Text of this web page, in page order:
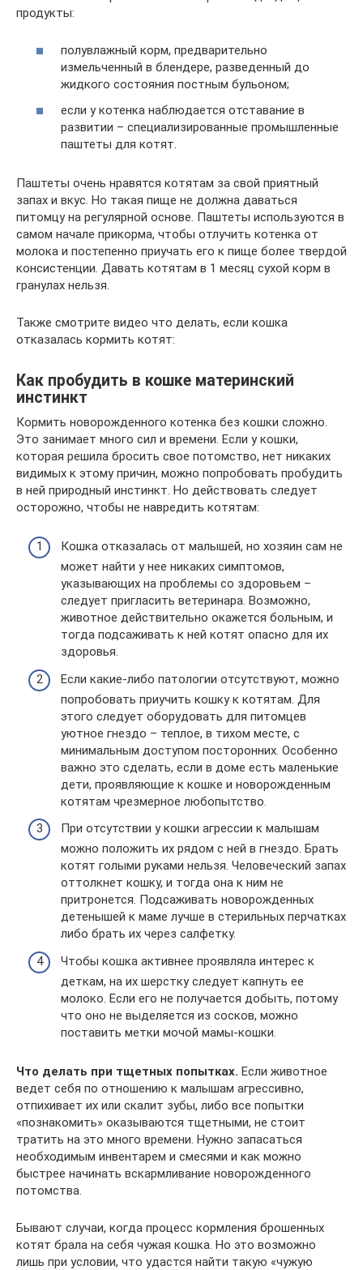
продукты:
полувлажный корм, предварительно
измельченный в блендере, разведенный до
жидкого состояния постным бульоном;
если у котенка наблюдается отставание в
развитии – специализированные промышленные
паштеты для котят.
Паштеты очень нравятся котятам за свой приятный
запах и вкус. Но такая пище не должна даваться
питомцу на регулярной основе. Паштеты используются в
самом начале прикорма, чтобы отлучить котенка от
молока и постепенно приучать его к пище более твердой
консистенции. Давать котятам в 1 месяц сухой корм в
гранулах нельзя.
Также смотрите видео что делать, если кошка
отказалась кормить котят:
Как пробудить в кошке материнский
инстинкт
Кормить новорожденного котенка без кошки сложно.
Это занимает много сил и времени. Если у кошки,
которая решила бросить свое потомство, нет никаких
видимых к этому причин, можно попробовать пробудить
в ней природный инстинкт. Но действовать следует
осторожно, чтобы не навредить котятам:
Кошка отказалась от малышей, но хозяин сам не
может найти у нее никаких симптомов,
указывающих на проблемы со здоровьем –
следует пригласить ветеринара. Возможно,
животное действительно окажется больным, и
тогда подсаживать к ней котят опасно для их
здоровья.
Если какие-либо патологии отсутствуют, можно
попробовать приучить кошку к котятам. Для
этого следует оборудовать для питомцев
уютное гнездо – теплое, в тихом месте, с
минимальным доступом посторонних. Особенно
важно это сделать, если в доме есть маленькие
дети, проявляющие к кошке и новорожденным
котятам чрезмерное любопытство.
При отсутствии у кошки агрессии к малышам
можно положить их рядом с ней в гнездо. Брать
котят голыми руками нельзя. Человеческий запах
оттолкнет кошку, и тогда она к ним не
притронется. Подсаживать новорожденных
детенышей к маме лучше в стерильных перчатках
либо брать их через салфетку.
Чтобы кошка активнее проявляла интерес к
деткам, на их шерстку следует капнуть ее
молоко. Если его не получается добыть, потому
что оно не выделяется из сосков, можно
поставить метки мочой мамы-кошки.
Что делать при тщетных попытках. Если животное
ведет себя по отношению к малышам агрессивно,
отпихивает их или скалит зубы, либо все попытки
«познакомить» оказываются тщетными, не стоит
тратить на это много времени. Нужно запасаться
необходимым инвентарем и смесями и как можно
быстрее начинать вскармливание новорожденного
потомства.
Бывают случаи, когда процесс кормления брошенных
котят брала на себя чужая кошка. Но это возможно
лишь при условии, что удастся найти такую «чужую